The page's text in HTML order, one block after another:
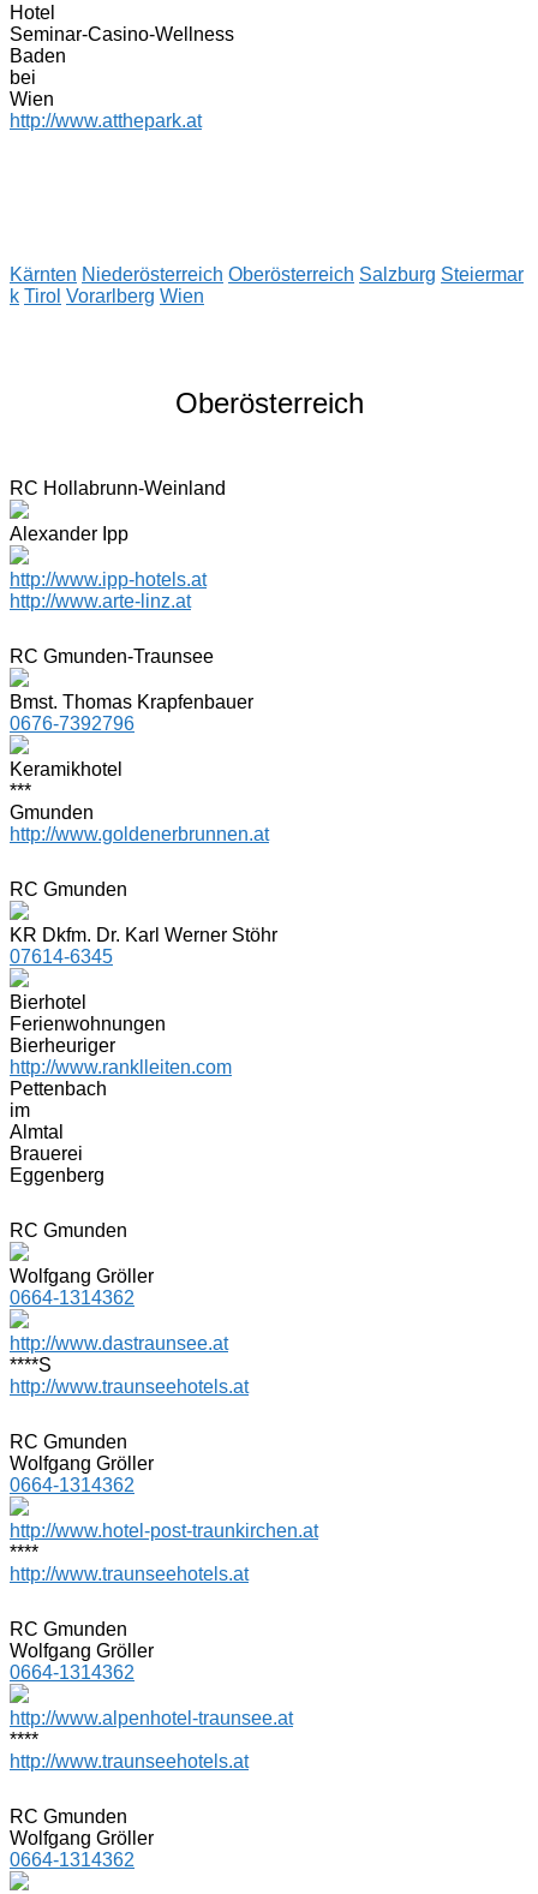
Hotel
Seminar-Casino-Wellness
Baden
bei
Wien
http://www.atthepark.at
Kärnten Niederösterreich Oberösterreich Salzburg Steiermar
k Tirol Vorarlberg Wien
Oberösterreich
RC Hollabrunn-Weinland
Alexander Ipp
http://www.ipp-hotels.at
http://www.arte-linz.at
RC Gmunden-Traunsee
Bmst. Thomas Krapfenbauer
0676-7392796
Keramikhotel
***
Gmunden
http://www.goldenerbrunnen.at
RC Gmunden
KR Dkfm. Dr. Karl Werner Stöhr
07614-6345
Bierhotel
Ferienwohnungen
Bierheuriger
http://www.ranklleiten.com
Pettenbach
im
Almtal
Brauerei
Eggenberg
RC Gmunden
Wolfgang Gröller
0664-1314362
http://www.dastraunsee.at
****S
http://www.traunseehotels.at
RC Gmunden
Wolfgang Gröller
0664-1314362
http://www.hotel-post-traunkirchen.at
****
http://www.traunseehotels.at
RC Gmunden
Wolfgang Gröller
0664-1314362
http://www.alpenhotel-traunsee.at
****
http://www.traunseehotels.at
RC Gmunden
Wolfgang Gröller
0664-1314362